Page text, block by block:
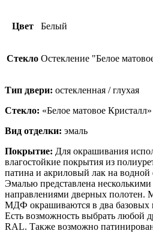
Цвет Белый
Стекло Остекление "Белое
Тип двери: остекленная / глухая
Стекло: «Белое матовое Кристалл»
Вид отделки: эмаль
Покрытие: Для окрашивания
влагостойкие покрытия из
патина и акриловый лак на
Эмалью представлена
направлениями дверных полотен.
МДФ окрашиваются в два
Есть возможность выбрать любой
RAL. Также возможно